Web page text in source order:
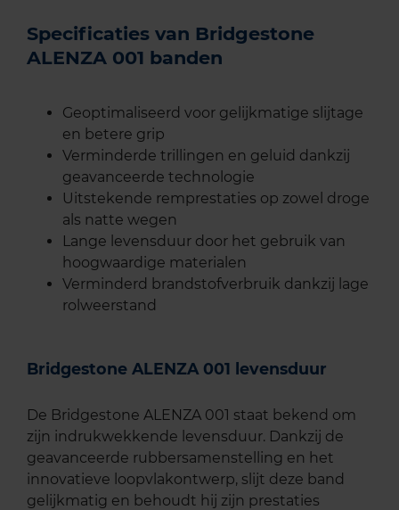
Specificaties van Bridgestone
ALENZA 001 banden
Geoptimaliseerd voor gelijkmatige slijtage
en betere grip
Verminderde trillingen en geluid dankzij
geavanceerde technologie
Uitstekende remprestaties op zowel droge
als natte wegen
Lange levensduur door het gebruik van
hoogwaardige materialen
Verminderd brandstofverbruik dankzij lage
rolweerstand
Bridgestone ALENZA 001 levensduur
De Bridgestone ALENZA 001 staat bekend om
zijn indrukwekkende levensduur. Dankzij de
geavanceerde rubbersamenstelling en het
innovatieve loopvlakontwerp, slijt deze band
gelijkmatig en behoudt hij zijn prestaties